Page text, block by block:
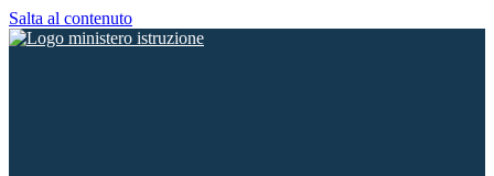
Salta al contenuto